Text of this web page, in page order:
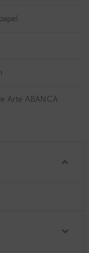
Arte ABANCA